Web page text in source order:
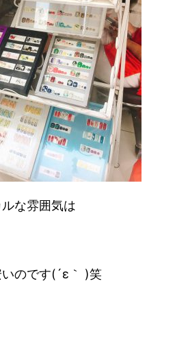
な雰囲気は
のです(´ε｀ )笑